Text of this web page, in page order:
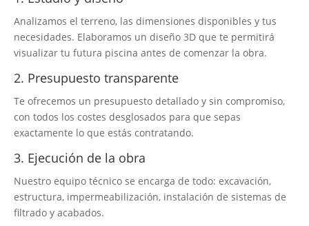
Analizamos el terreno, las dimensiones disponibles y tus
necesidades. Elaboramos un diseño 3D que te permitirá
visualizar tu futura piscina antes de comenzar la obra.
2. Presupuesto transparente
Te ofrecemos un presupuesto detallado y sin compromiso,
con todos los costes desglosados para que sepas
exactamente lo que estás contratando.
3. Ejecución de la obra
Nuestro equipo técnico se encarga de todo: excavación,
estructura, impermeabilización, instalación de sistemas de
filtrado y acabados.